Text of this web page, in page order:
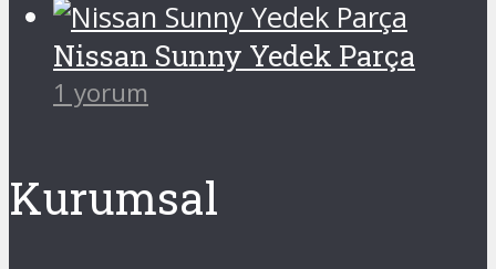
Nissan Sunny Yedek Parça
1 yorum
Kurumsal